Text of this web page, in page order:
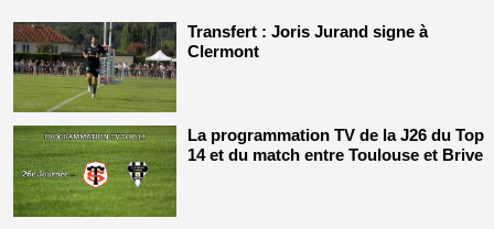
Transfert : Joris Jurand signe à
Clermont
La programmation TV de la J26 du Top
14 et du match entre Toulouse et Brive